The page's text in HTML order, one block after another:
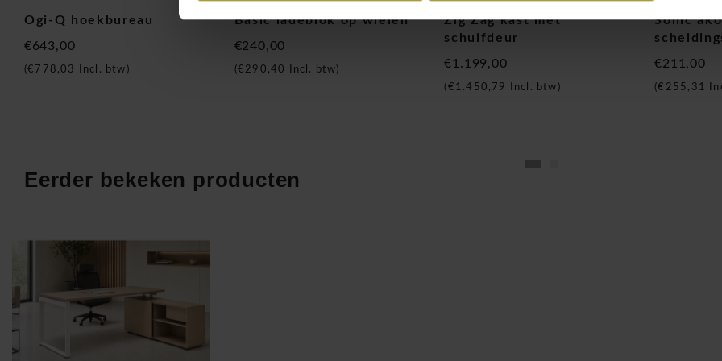
Eilandbureaus
Bureaus met lowboard of dressoir
Dankzij de verschillende kleuropties voor de bureaubladen, waaronder eik, wengé,
opstellingen creëren die geschikt zijn voor meer dan 10 personen. De bureau eilanden
Oplossingen voor leidinggevenden
De Lowboard bureaus of bureaus met dressoir zijn uitermate geschikt voor
Ogi-Q hoekbureau
€643,00
(€778,03 Incl. btw)
Basic ladeblok op wielen
€240,00
(€290,40 Incl. btw)
Zig Zag kast met
schuifdeur
€1.199,00
(€1.450,79 Incl. btw)
Sonic
€211,00
(€255,31
Eerder bekeken producten